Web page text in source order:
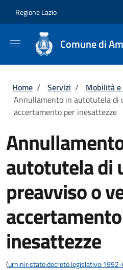
Regione Lazio
Comune di
Briciole di pane
Home / Servizi / Mobilità
Annullamento in autotutela di
accertamento per inesattezze
autotutela di
preavviso o
inesattezze
(